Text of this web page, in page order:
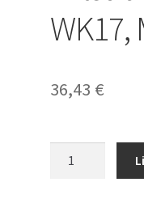
WK17,
36,43 €